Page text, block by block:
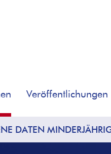
Veröffentlichungen
DATEN